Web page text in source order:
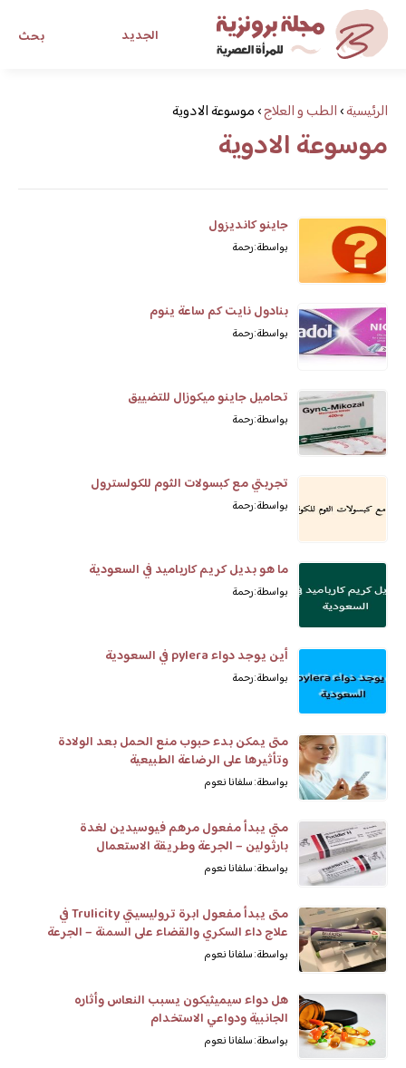
بحث الجديد
مجلة برونزية للفتاة العصرية
ابحث عن أي موضوع يهمك
الرئيسية›الطب و العلاج›موسوعة الادوية
موسوعة الادوية
جاينو كانديزول
بواسطة: رحمة
بنادول نايت كم ساعة ينوم
بواسطة: رحمة
تحاميل جاينو ميكوزال للتضييق
بواسطة: رحمة
تجربتي مع كبسولات الثوم للكولسترول
بواسطة: رحمة
ما هو بديل كريم كارباميد في السعودية
بواسطة: رحمة
أين يوجد دواء pylera في السعودية
بواسطة: رحمة
متى يمكن بدء حبوب منع الحمل بعد الولادة
وتأثيرها على الرضاعة الطبيعية
بواسطة: سلفانا نعوم
متي يبدأ مفعول مرهم فيوسيدين لغدة
بارثولين – الجرعة وطريقة الاستعمال
بواسطة: سلفانا نعوم
متى يبدأ مفعول ابرة تروليسيتي Trulicity في
علاج داء السكري والقضاء على السمنة – الجرعة
والآثار الجانبية
بواسطة: سلفانا نعوم
هل دواء سيميثيكون يسبب النعاس وأثاره
الجانبية ودواعي الاستخدام
بواسطة: سلفانا نعوم